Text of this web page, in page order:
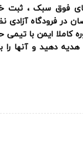
فوق سبک ، ثبت
در فرودگاه آزادی
کاملا ایمن با تیمی
دهید و آنها را